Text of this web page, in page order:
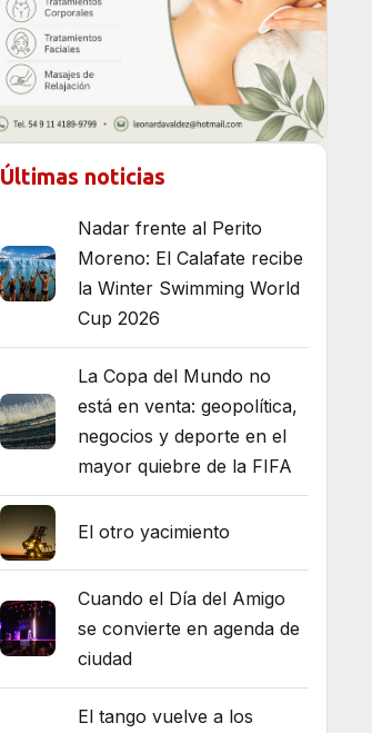
Últimas noticias
Nadar frente al Perito
Moreno: El Calafate recibe
la Winter Swimming World
Cup 2026
La Copa del Mundo no
está en venta: geopolítica,
negocios y deporte en el
mayor quiebre de la FIFA
El otro yacimiento
Cuando el Día del Amigo
se convierte en agenda de
ciudad
El tango vuelve a los